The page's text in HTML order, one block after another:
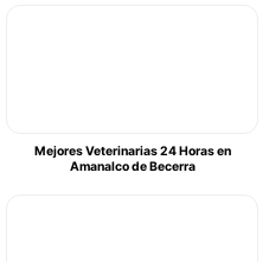
Mejores Veterinarias 24 Horas en
Amanalco de Becerra